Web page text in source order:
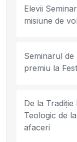
Elevii
misiune de
Seminarul
premiu la
De la Tradiție
Teologic de
afaceri